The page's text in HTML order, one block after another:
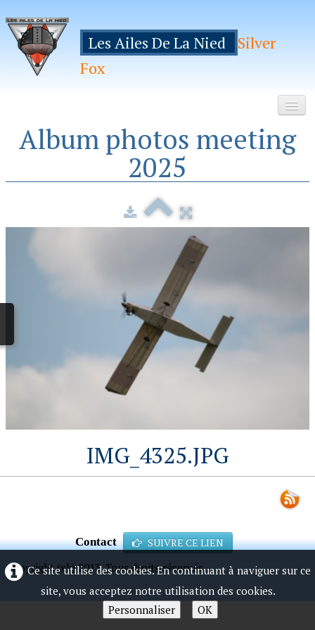
Les Ailes De La Nied
Silver
Fox
Accueil
Manifestations
Album photos meeting
2025
IMG_4325.JPG
Contact SUIVRE CE LIEN
Copyright (xk) 2013. Tous droits réservés.
Ce site utilise des cookies. En continuant à naviguer sur ce
site, vous acceptez notre utilisation des cookies.
Personnaliser
OK